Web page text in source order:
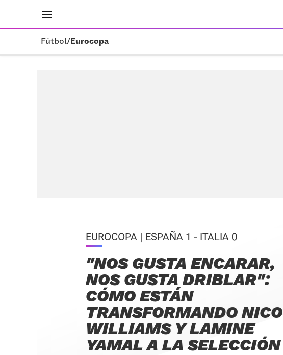
Fútbol/Eurocopa
EUROCOPA | ESPAÑA 1 - ITALIA 0
"NOS GUSTA ENCARAR,
NOS GUSTA DRIBLAR":
CÓMO ESTÁN
TRANSFORMANDO NICO
WILLIAMS Y LAMINE
YAMAL A LA SELECCIÓN